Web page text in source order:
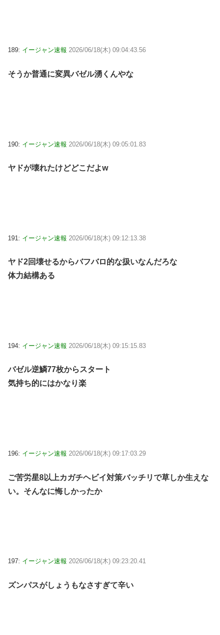
189: イージャン速報 2026/06/18(木) 09:04:43.56
そうか普通に変異バゼル湧くんやな
190: イージャン速報 2026/06/18(木) 09:05:01.83
ヤドが壊れたけどどこだよw
191: イージャン速報 2026/06/18(木) 09:12:13.38
ヤド2回壊せるからバフバロ的な扱いなんだろな
体力結構ある
194: イージャン速報 2026/06/18(木) 09:15:15.83
バゼル逆鱗77枚からスタート
気持ち的にはかなり楽
196: イージャン速報 2026/06/18(木) 09:17:03.29
ご苦労星8以上カガチヘビイ対策バッチリで草しか生えな
い。そんなに悔しかったか
197: イージャン速報 2026/06/18(木) 09:23:20.41
ズンパスがしょうもなさすぎて辛い